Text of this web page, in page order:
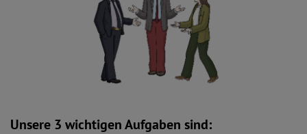
Unsere 3 wichtigen Aufgaben sind: